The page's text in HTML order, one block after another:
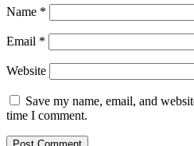
Name *
Email *
Website
Save my name, email, and
time I comment.